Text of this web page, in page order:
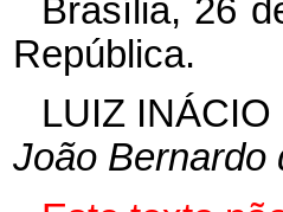
Brasília, 26
República.
LUIZ INÁCIO
João Bernardo